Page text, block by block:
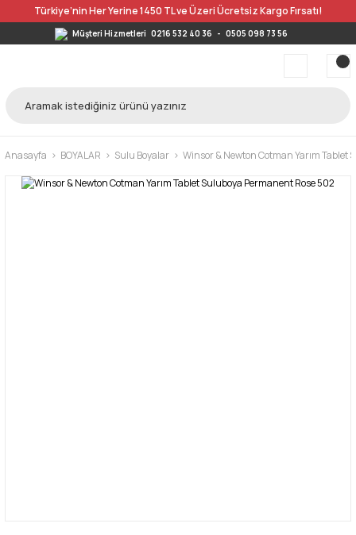
Türkiye’nin Her Yerine 1450 TL ve Üzeri Ücretsiz Kargo Fırsatı!
Müşteri Hizmetleri 0216 532 40 36 - 0505 098 73 56
Anasayfa BOYALAR Sulu Boyalar Winsor & Newton Cotman Yarım Tablet